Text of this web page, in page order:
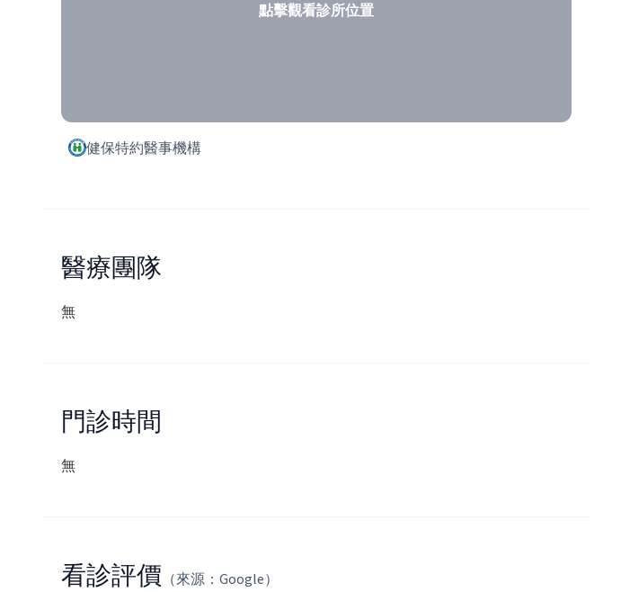
點擊觀看診所位置
健保特約醫事機構
醫療團隊
無
門診時間
無
看診評價 （來源：Google）